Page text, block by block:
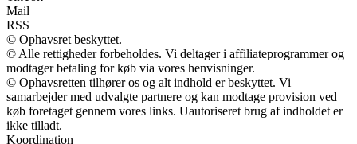
Mail
RSS
© Ophavsret beskyttet.
© Alle rettigheder forbeholdes. Vi deltager i affiliateprogrammer og
modtager betaling for køb via vores henvisninger.
© Ophavsretten tilhører os og alt indhold er beskyttet. Vi
samarbejder med udvalgte partnere og kan modtage provision ved
køb foretaget gennem vores links. Uautoriseret brug af indholdet er
ikke tilladt.
Koordination